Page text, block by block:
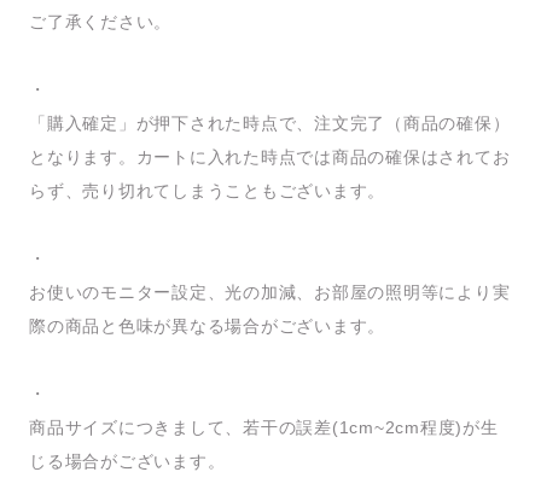
ご了承ください。
・
「購入確定」が押下された時点で、注文完了（商品の確保）
となります。カートに入れた時点では商品の確保はされてお
らず、売り切れてしまうこともございます。
・
お使いのモニター設定、光の加減、お部屋の照明等により実
際の商品と色味が異なる場合がございます。
・
商品サイズにつきまして、若干の誤差(1cm~2cm程度)が生
じる場合がございます。